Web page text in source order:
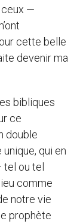
ceux —
cette belle
devenir ma
bibliques
ce
double
qui en
ou tel
comme
notre vie
prophète